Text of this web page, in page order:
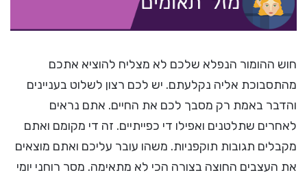
חוש ההומור הנפלא שלכם לא מצליח להוציא אתכם
מהתסבוכת אליה נקלעתם. יש לכם רצון לשלוט בעניינים
והדבר באמת רק מסבך לכם את החיים. אתם נראים
לאחרים שתלטנים ואפילו די כפייתיים. זה די מקומם ואתם
מקבלים תגובות תוקפניות. משהו עובר עליכם ואתם מוצאים
את העצבים החוצה בצורה הכי לא מתאימה. מסר רוחני יומי